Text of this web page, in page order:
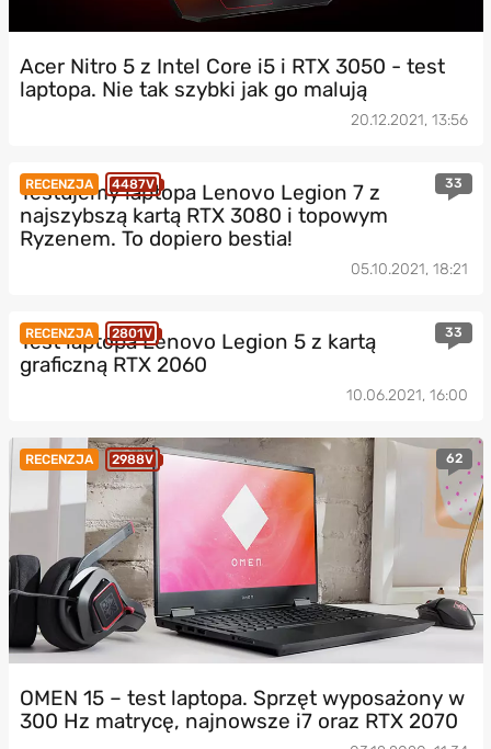
Acer Nitro 5 z Intel Core i5 i RTX 3050 - test
laptopa. Nie tak szybki jak go malują
20.12.2021, 13:56
RECENZJA 4487V 33
Testujemy laptopa Lenovo Legion 7 z
najszybszą kartą RTX 3080 i topowym
Ryzenem. To dopiero bestia!
05.10.2021, 18:21
RECENZJA 2801V 33
Test laptopa Lenovo Legion 5 z kartą
graficzną RTX 2060
10.06.2021, 16:00
RECENZJA 2988V 62
OMEN 15 – test laptopa. Sprzęt wyposażony w
300 Hz matrycę, najnowsze i7 oraz RTX 2070